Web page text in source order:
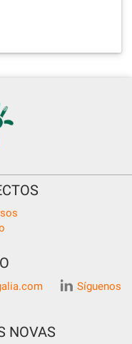
Síguenos
NOVAS